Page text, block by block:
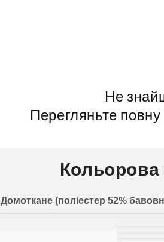
Не
Перегляньте повну
Кольорова
Домоткане (поліестер 52%